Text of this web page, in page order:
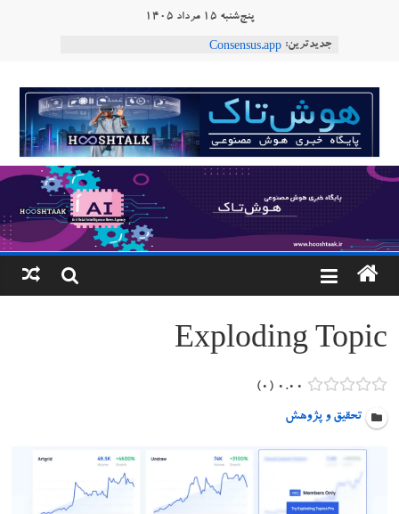
پنج‌شنبه ۱۵ مرداد ۱۴۰۵
جدیدترین: ربات T‑800
دستاورد تازه ایلان ماسک؛ هوش مصنوعی با لهجه
طبیعی فارسی
ربات «Aru» محصول شرکت فرانسوی Nio
Robotics
هوشتاک
پایگاه
خبری
هوش
مصنوعی
www.hooshtaak.ir
Exploding Topic
۰.۰۰ ۰
تحقیق و پژوهش